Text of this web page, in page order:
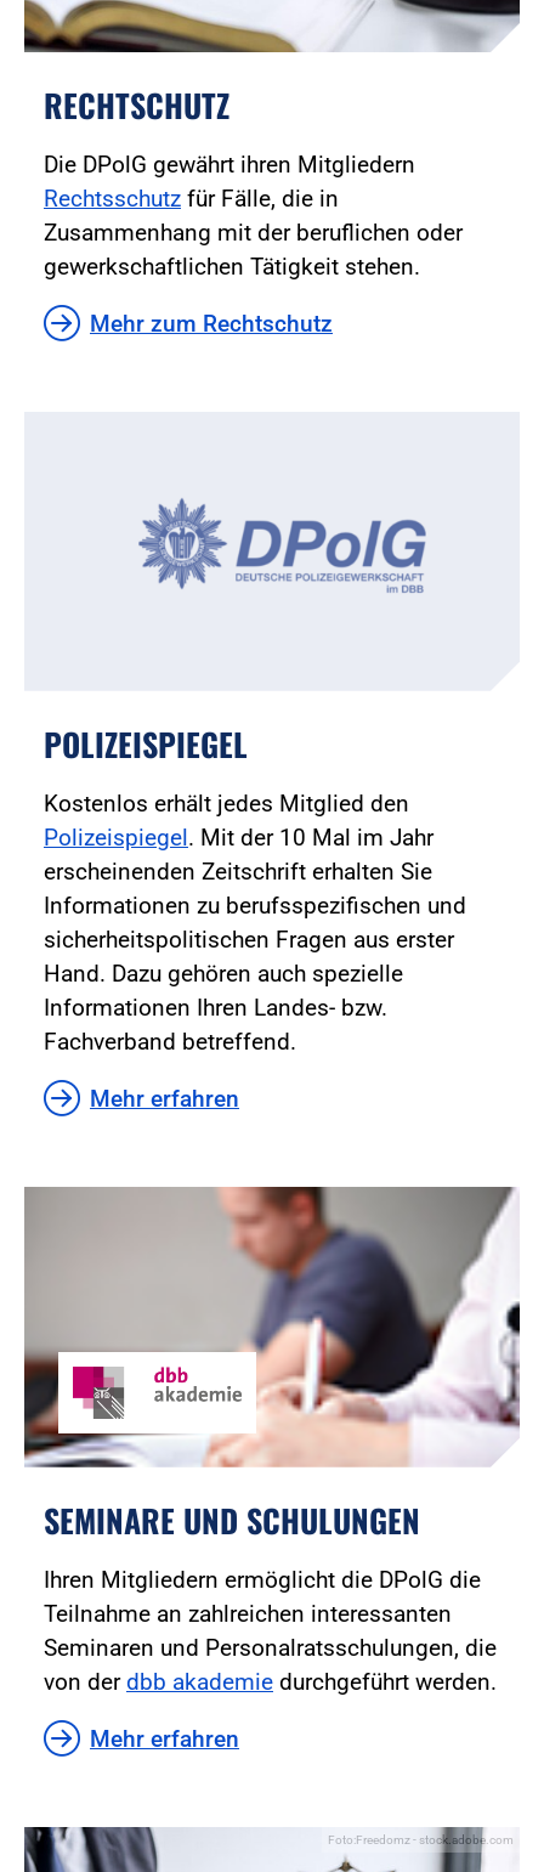
RECHTSCHUTZ
Die DPolG gewährt ihren Mitgliedern
Rechtsschutz für Fälle, die in
Zusammenhang mit der beruflichen oder
gewerkschaftlichen Tätigkeit stehen.
Mehr zum Rechtschutz
POLIZEISPIEGEL
Kostenlos erhält jedes Mitglied den
Polizeispiegel. Mit der 10 Mal im Jahr
erscheinenden Zeitschrift erhalten Sie
Informationen zu berufsspezifischen und
sicherheitspolitischen Fragen aus erster
Hand. Dazu gehören auch spezielle
Informationen Ihren Landes- bzw.
Fachverband betreffend.
Mehr erfahren
SEMINARE UND SCHULUNGEN
Ihren Mitgliedern ermöglicht die DPolG die
Teilnahme an zahlreichen interessanten
Seminaren und Personalratsschulungen, die
von derdbb akademie durchgeführt werden.
Mehr erfahren
Foto:Freedomz - stock.adobe.com